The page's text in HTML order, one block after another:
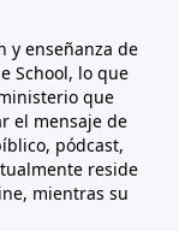
y enseñanza de
School, lo que
que
el mensaje de
pódcast,
reside
mientras su